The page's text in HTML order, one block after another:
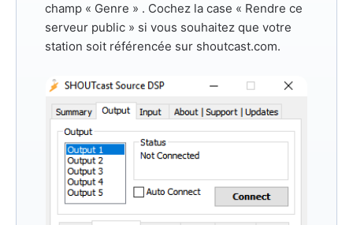
champ « Genre » . Cochez la case « Rendre ce
serveur public » si vous souhaitez que votre
station soit référencée sur shoutcast.com.